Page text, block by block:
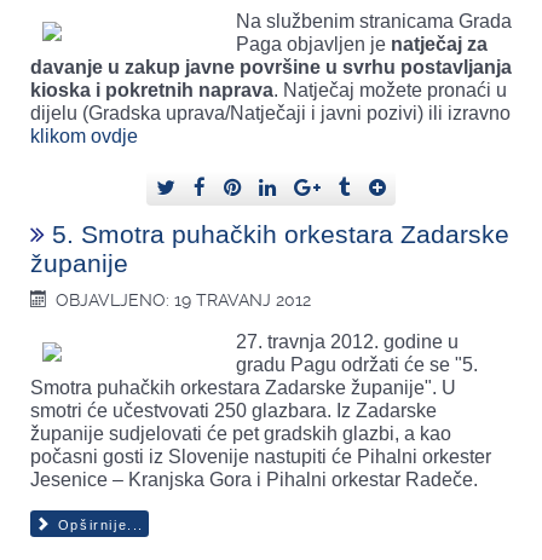
Na službenim stranicama Grada
Paga objavljen je natječaj za
davanje u zakup javne površine u svrhu postavljanja
kioska i pokretnih naprava. Natječaj možete pronaći u
dijelu (Gradska uprava/Natječaji i javni pozivi) ili izravno
klikom ovdje
5. Smotra puhačkih orkestara Zadarske
županije
OBJAVLJENO: 19 TRAVANJ 2012
27. travnja 2012. godine u
gradu Pagu održati će se "5.
Smotra puhačkih orkestara Zadarske županije". U
smotri će učestvovati 250 glazbara. Iz Zadarske
županije sudjelovati će pet gradskih glazbi, a kao
počasni gosti iz Slovenije nastupiti će Pihalni orkester
Jesenice – Kranjska Gora i Pihalni orkestar Radeče.
Opširnije...